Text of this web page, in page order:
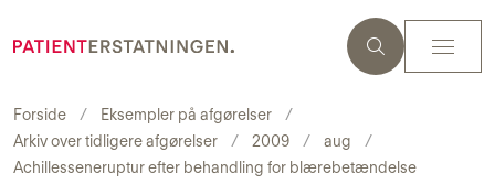
Forside
Eksempler på afgørelser
Arkiv over tidligere afgørelser
2009
aug
Achillesseneruptur efter behandling for blærebetændelse